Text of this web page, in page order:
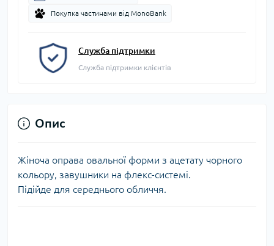
Покупка частинами від MonoBank
Служба підтримки
Служба підтримки клієнтів
Опис
Жіноча оправа овальної форми з ацетату чорного
кольору, завушники на флекс-системі.
Підійде для середнього обличчя.